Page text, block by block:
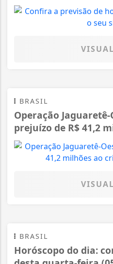
BRASIL
Operação
prejuízo de R$ 41,2
BRASIL
Horóscopo do dia: